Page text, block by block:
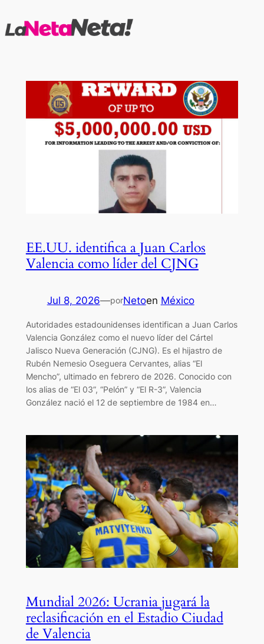
al
EE.UU. identifica a Juan Carlos
Valencia como líder del CJNG
Jul 8, 2026—porNetoen México
Autoridades estadounidenses identifican a Juan Carlos
Valencia González como el nuevo líder del Cártel
Jalisco Nueva Generación (CJNG). Es el hijastro de
Rubén Nemesio Oseguera Cervantes, alias “El
Mencho”, ultimado en febrero de 2026. Conocido con
los alias de “El 03”, “Pelón” y “El R-3”, Valencia
González nació el 12 de septiembre de 1984 en…
Mundial 2026: Ucrania jugará la
reclasificación en el Estadio Ciudad
de Valencia